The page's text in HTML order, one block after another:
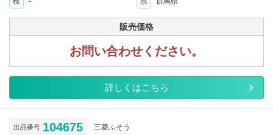
販売価格
お問い合わせください。
詳しくはこちら
出品番号 104675 三菱ふそう